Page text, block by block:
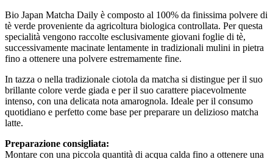
Bio Japan Matcha Daily è composto al 100% da finissima polvere di
tè verde proveniente da agricoltura biologica controllata. Per questa
specialità vengono raccolte esclusivamente giovani foglie di tè,
successivamente macinate lentamente in tradizionali mulini in pietra
fino a ottenere una polvere estremamente fine.
In tazza o nella tradizionale ciotola da matcha si distingue per il suo
brillante colore verde giada e per il suo carattere piacevolmente
intenso, con una delicata nota amarognola. Ideale per il consumo
quotidiano e perfetto come base per preparare un delizioso matcha
latte.
Preparazione consigliata:
Montare con una piccola quantità di acqua calda fino a ottenere una